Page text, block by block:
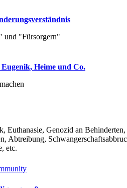
und "Fürsorgern"
Heime und Co.
Euthanasie, Genozid an
Abtreibung,
etc.